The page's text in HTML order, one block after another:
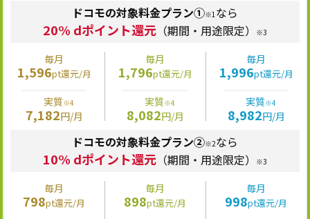
ドコモの対象料金プラン①※1 なら
20% dポイント還元 （期間・用途限定） ※3
毎月
1,596pt還元/月
毎月
1,796pt還元/月
毎月
1,996pt還元/月
実質※4
7,182円/月
実質※4
8,082円/月
実質※4
8,982円/月
ドコモの対象料金プラン②※2なら
10% dポイント還元 （期間・用途限定） ※3
毎月
798pt還元/月
毎月
898pt還元/月
毎月
998pt還元/月